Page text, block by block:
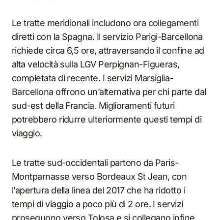
Le tratte meridionali includono ora collegamenti
diretti con la Spagna. Il servizio Parigi-Barcellona
richiede circa 6,5 ore, attraversando il confine ad
alta velocità sulla LGV Perpignan-Figueras,
completata di recente. I servizi Marsiglia-
Barcellona offrono un’alternativa per chi parte dal
sud-est della Francia. Miglioramenti futuri
potrebbero ridurre ulteriormente questi tempi di
viaggio.
Le tratte sud-occidentali partono da Paris-
Montparnasse verso Bordeaux St Jean, con
l’apertura della linea del 2017 che ha ridotto i
tempi di viaggio a poco più di 2 ore. I servizi
proseguono verso Tolosa e si collegano infine